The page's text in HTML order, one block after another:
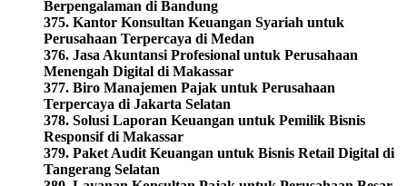
Berpengalaman di Bandung
375. Kantor Konsultan Keuangan Syariah untuk
Perusahaan Terpercaya di Medan
376. Jasa Akuntansi Profesional untuk Perusahaan
Menengah Digital di Makassar
377. Biro Manajemen Pajak untuk Perusahaan
Terpercaya di Jakarta Selatan
378. Solusi Laporan Keuangan untuk Pemilik Bisnis
Responsif di Makassar
379. Paket Audit Keuangan untuk Bisnis Retail Digital di
Tangerang Selatan